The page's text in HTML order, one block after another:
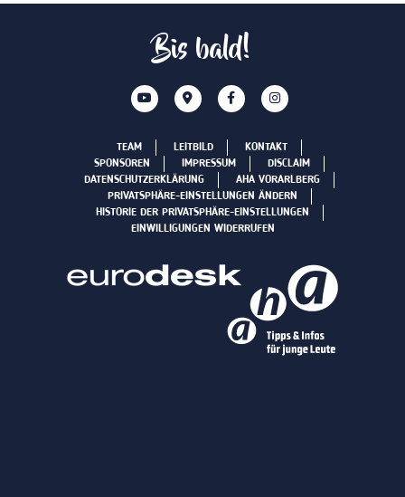
Bis bald!
TEAM LEITBILD
KONTAKT
SPONSOREN
IMPRESSUM
DISCLAIM
DATENSCHUTZERKLÄRUNG
AHA VORARLBERG
PRIVATSPHÄRE-EINSTELLUNGEN ÄNDERN
HISTORIE DER PRIVATSPHÄRE-EINSTELLUNGEN
EINWILLIGUNGEN WIDERRUFEN